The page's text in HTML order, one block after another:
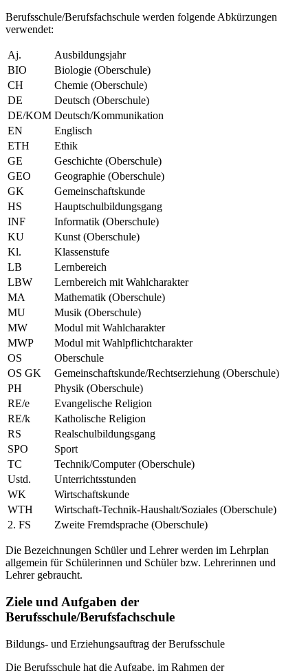
Berufsschule/Berufsfachschule werden folgende Abkürzungen
verwendet:
Aj.
Ausbildungsjahr
BIO
Biologie (Oberschule)
CH
Chemie (Oberschule)
DE
Deutsch (Oberschule)
DE/KOM Deutsch/Kommunikation
EN
Englisch
ETH
Ethik
GE
Geschichte (Oberschule)
GEO
Geographie (Oberschule)
GK
Gemeinschaftskunde
HS
Hauptschulbildungsgang
INF
Informatik (Oberschule)
KU
Kunst (Oberschule)
Kl.
Klassenstufe
LB
Lernbereich
LBW
Lernbereich mit Wahlcharakter
MA
Mathematik (Oberschule)
MU
Musik (Oberschule)
MW
Modul mit Wahlcharakter
MWP
Modul mit Wahlpflichtcharakter
OS
Oberschule
OS GK
Gemeinschaftskunde/Rechtserziehung (Oberschule)
PH
Physik (Oberschule)
RE/e
Evangelische Religion
RE/k
Katholische Religion
RS
Realschulbildungsgang
SPO
Sport
TC
Technik/Computer (Oberschule)
Ustd.
Unterrichtsstunden
WK
Wirtschaftskunde
WTH
Wirtschaft-Technik-Haushalt/Soziales (Oberschule)
2. FS
Zweite Fremdsprache (Oberschule)
Die Bezeichnungen Schüler und Lehrer werden im Lehrplan
allgemein für Schülerinnen und Schüler bzw. Lehrerinnen und
Lehrer gebraucht.
Ziele und Aufgaben der
Berufsschule/Berufsfachschule
Bildungs- und Erziehungsauftrag der Berufsschule
Die Berufsschule hat die Aufgabe, im Rahmen der